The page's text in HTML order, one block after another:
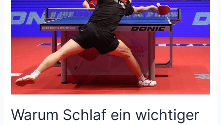
Tennisturnieren
beginnt
Warum Schlaf ein wichtiger